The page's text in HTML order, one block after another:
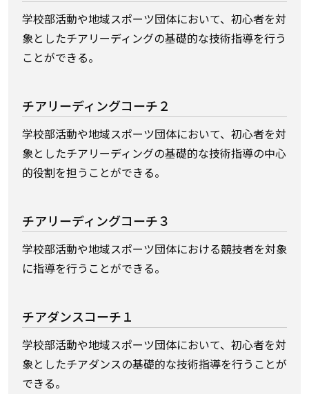
学校部活動や地域スポーツ団体において、初心者を対
象としたチアリーディングの基礎的な技術指導を行う
ことができる。
チアリーディングコーチ２
学校部活動や地域スポーツ団体において、初心者を対
象としたチアリーディングの基礎的な技術指導の中心
的役割を担うことができる。
チアリーディングコーチ３
学校部活動や地域スポーツ団体における競技者を対象
に指導を行うことができる。
チアダンスコーチ１
学校部活動や地域スポーツ団体において、初心者を対
象としたチアダンスの基礎的な技術指導を行うことが
できる。